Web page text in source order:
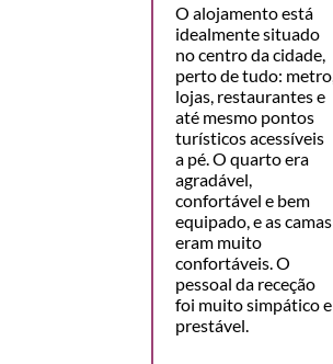
O alojamento está
idealmente situado
no centro da cidade,
perto de tudo: metro,
lojas, restaurantes e
até mesmo pontos
turísticos acessíveis
a pé. O quarto era
agradável,
confortável e bem
equipado, e as camas
eram muito
confortáveis. O
pessoal da receção
foi muito simpático e
prestável.